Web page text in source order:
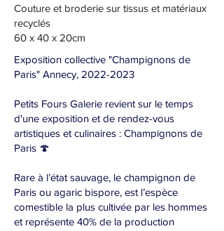
Couture et broderie sur tissus et matériaux
recyclés
60 x 40 x 20cm
Exposition collective "Champignons de
Paris" Annecy, 2022-2023
Petits Fours Galerie revient sur le temps
d'une exposition et de rendez-vous
artistiques et culinaires : Champignons de
Paris 🍄
Rare à l’état sauvage, le champignon de
Paris ou agaric bispore, est l’espèce
comestible la plus cultivée par les hommes
et représente 40% de la production